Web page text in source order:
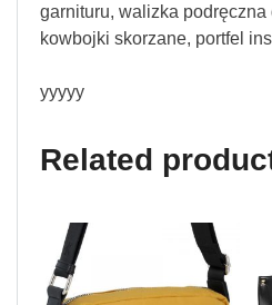
garnituru, walizka
kowbojki skorzane, portfel
yyyyy
Related